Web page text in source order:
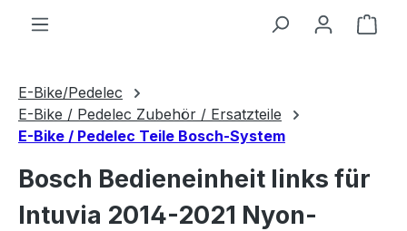
E-Bike/Pedelec
E-Bike / Pedelec Zubehör / Ersatzteile
E-Bike / Pedelec Teile Bosch-System
Bosch Bedieneinheit links für
Intuvia 2014-2021 Nyon-